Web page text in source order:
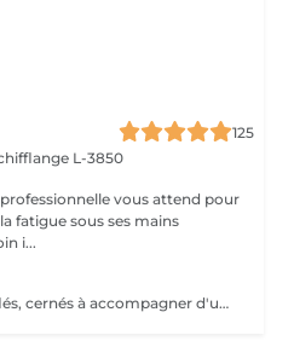
125
L-3850
vous attend pour
fatigue sous ses mains
i...
pour des yeux fatigués ,gonflés, cernés à accompagner d'un soin visage de préférence